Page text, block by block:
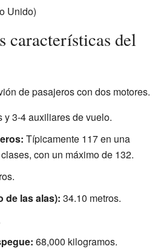
Unido)
características del
de pasajeros con dos motores.
y 3-4 auxiliares de vuelo.
Típicamente 117 en una
con un máximo de 132.
de las alas): 34.10 metros.
68,000 kilogramos.